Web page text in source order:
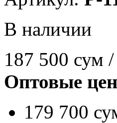
В наличии
187 500 сум
Оптовые
179 700